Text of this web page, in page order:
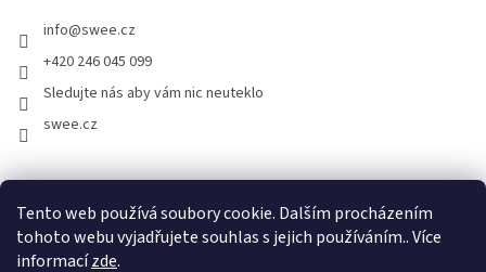
Tento web používá soubory cookie. Dalším procházením
tohoto webu vyjadřujete souhlas s jejich používáním.. Více
informacízde.
info@swee.cz
+420 246 045 099
Sledujte nás aby vám nic neuteklo
swee.cz